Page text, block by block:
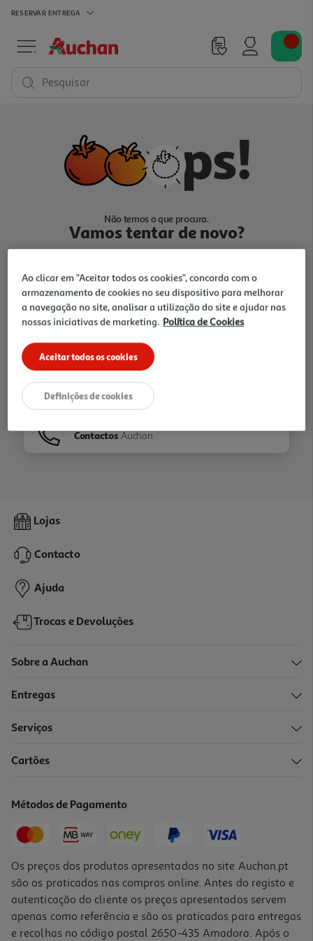
RESERVAR ENTREGA
Pesquisar
Não temos o que procura.
Vamos tentar de novo?
Ir para Homepage
Folhetos
Contactos Auchan
Lojas
Contacto
Ajuda
Trocas e Devoluções
Sobre a Auchan
Entregas
Serviços
Cartões
Métodos de Pagamento
Os preços dos produtos apresentados no site Auchan.pt
são os praticados nas compras online. Antes do registo e
autenticação do cliente os preços apresentados servem
apenas como referência e são os praticados para entregas
e recolhas no código postal 2650-435 Amadora. Após o
Ao clicar em "Aceitar todos os cookies", concorda com o
armazenamento de cookies no seu dispositivo para melhorar
a navegação no site, analisar a utilização do site e ajudar nas
nossas iniciativas de marketing. Política de Cookies
Aceitar todos os cookies
Definições de cookies